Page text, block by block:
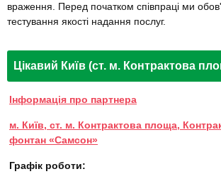
враження. Перед початком співпраці ми
тестування якості надання послуг.
Цікавий Київ (ст. м. Контрактова
Інформація про партнера
м. Київ, ст. м. Контрактова площа,
фонтан «Самсон»
Графік роботи: